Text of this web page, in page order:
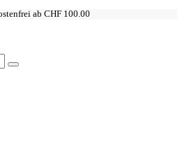
ab CHF 100.00